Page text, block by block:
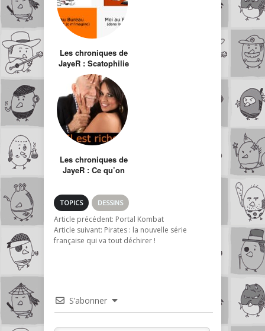
Les chroniques de
JayeR : Scatophilie
professionnelle
débordante
Les chroniques de
JayeR : Ce qu’on
TOPICS DESSINS
Article précédent: Portal Kombat
Article suivant: Pirates : la nouvelle série
française qui va tout déchirer !
S’abonner